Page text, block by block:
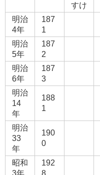
すけ
明治
4年
187
1
明治
5年
187
2
明治
6年
187
3
明治
14
年
188
1
明治
33
年
190
0
昭和
3年
192
8